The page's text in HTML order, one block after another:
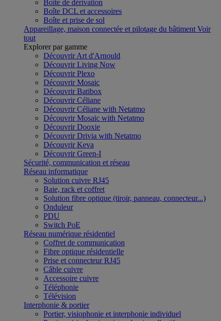
Boîte de dérivation
Boîte DCL et accessoires
Boîte et prise de sol
Appareillage, maison connectée et pilotage du bâtiment Voir
tout
Explorer par gamme
Découvrir Art d'Arnould
Découvrir Living Now
Découvrir Plexo
Découvrir Mosaic
Découvrir Batibox
Découvrir Céliane
Découvrir Céliane with Netatmo
Découvrir Mosaic with Netatmo
Découvrir Dooxie
Découvrir Drivia with Netatmo
Découvrir Keva
Découvrir Green-I
Sécurité, communication et réseau
Réseau informatique
Solution cuivre RJ45
Baie, rack et coffret
Solution fibre optique (tiroir, panneau, connecteur...)
Onduleur
PDU
Switch PoE
Réseau numérique résidentiel
Coffret de communication
Fibre optique résidentielle
Prise et connecteur RJ45
Câble cuivre
Accessoire cuivre
Téléphonie
Télévision
Interphonie & portier
Portier, visiophonie et interphonie individuel